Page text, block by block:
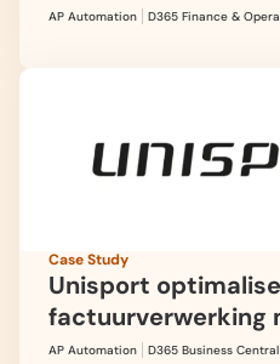
AP Automation D365 Finance &
Case Study
Unisport
factuurverwerking
AP Automation D365 Business Central